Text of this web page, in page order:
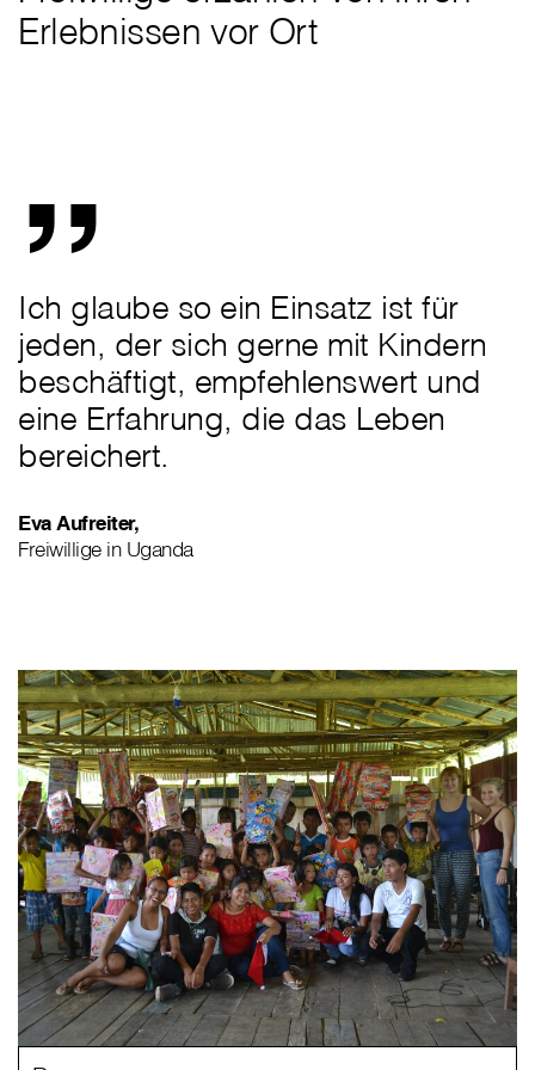
Erlebnissen vor Ort
„
Ich glaube so ein Einsatz ist für
jeden, der sich gerne mit Kindern
beschäftigt, empfehlenswert und
eine Erfahrung, die das Leben
bereichert.
Eva Aufreiter,
Freiwillige in Uganda